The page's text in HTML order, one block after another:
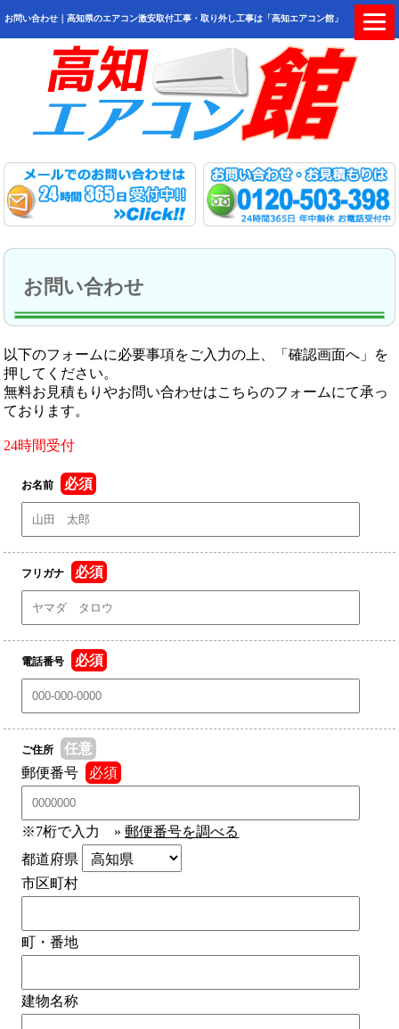
お問い合わせ｜高知県のエアコン激安取付工事・取り外し工事は「高知エアコン館」
お問い合わせ
以下のフォームに必要事項をご入力の上、「確認画面へ」を
押してください。
無料お見積もりやお問い合わせはこちらのフォームにて承っ
ております。
24時間受付
お名前 必須
フリガナ 必須
電話番号 必須
ご住所
任意
郵便番号
必須
※7桁で入力 »郵便番号を調べる
都道府県
市区町村
町・番地
建物名称